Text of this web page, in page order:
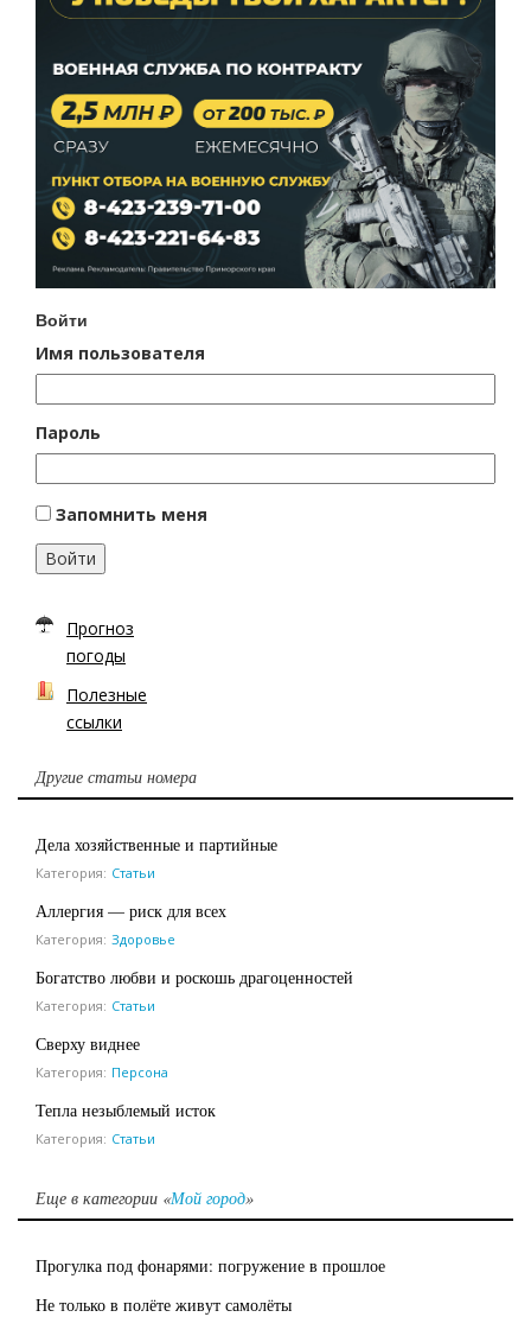
Войти
Имя пользователя
Пароль
Запомнить меня
Войти
Прогноз
погоды
Полезные
ссылки
Другие статьи номера
Дела хозяйственные и партийные
Категория: Статьи
Аллергия — риск для всех
Категория: Здоровье
Богатство любви и роскошь драгоценностей
Категория: Статьи
Сверху виднее
Категория: Персона
Тепла незыблемый исток
Категория: Статьи
Еще в категории «Мой город»
Прогулка под фонарями: погружение в прошлое
Не только в полёте живут самолёты